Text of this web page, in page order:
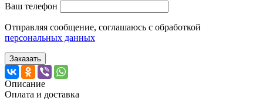
Ваш телефон
Отправляя сообщение, соглашаюсь с обработкой
персональных данных
Заказать
Описание
Оплата и доставка